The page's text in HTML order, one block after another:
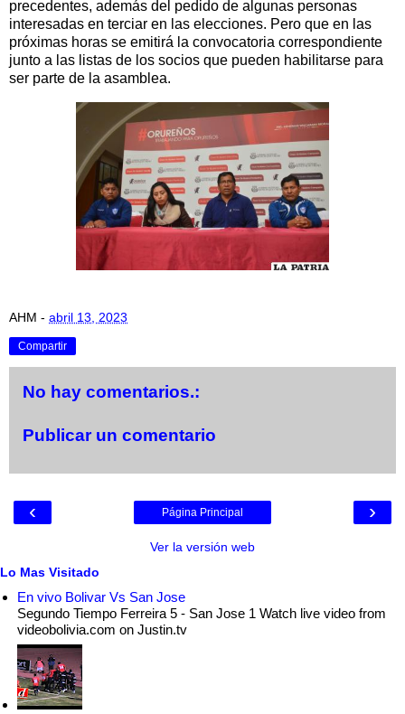
precedentes, además del pedido de algunas personas
interesadas en terciar en las elecciones. Pero que en las
próximas horas se emitirá la convocatoria correspondiente
junto a las listas de los socios que pueden habilitarse para
ser parte de la asamblea.
AHM - abril 13, 2023
Compartir
No hay comentarios.:
Publicar un comentario
‹ ›
Página Principal
Ver la versión web
Lo Mas Visitado
En vivo Bolivar Vs San Jose
Segundo Tiempo Ferreira 5 - San Jose 1 Watch live video from
videobolivia.com on Justin.tv